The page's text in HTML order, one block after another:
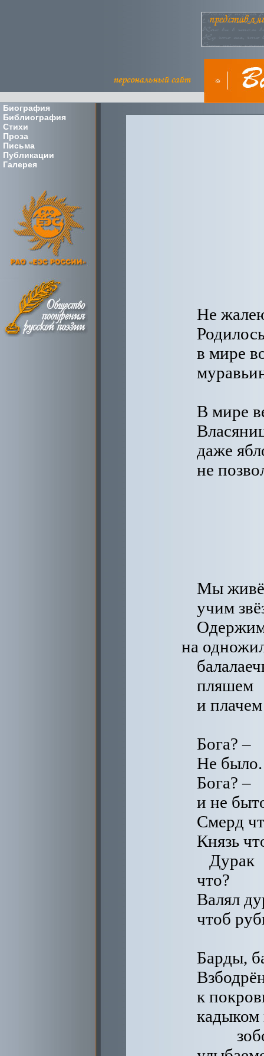
Биография
Библиография
Стихи
Проза
Письма
Публикации
Галерея
Не
в мире
В мире
даже
не
Мы
учим
на
пляшем
и
Бога? –
Не было.
Бога? –
и не
Смерд
Князь
Дурак
что?
Валял
чтоб
Барды,
к
кадыком